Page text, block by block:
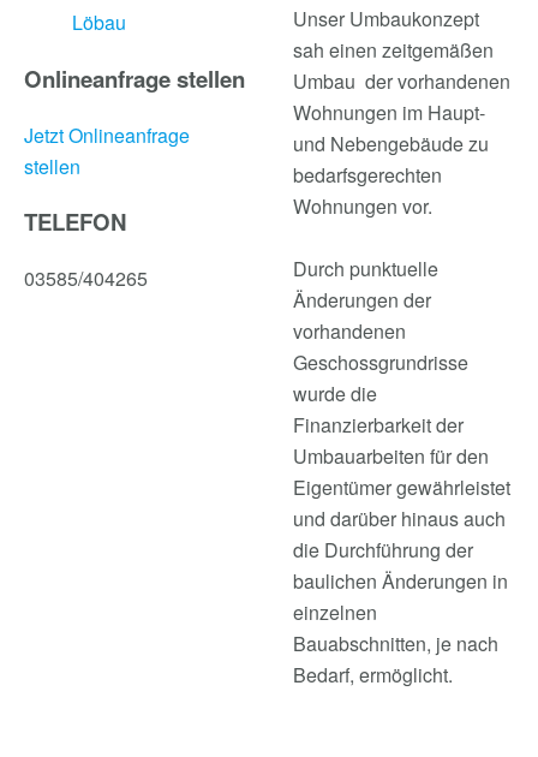
Löbau
Onlineanfrage stellen
Jetzt Onlineanfrage
stellen
TELEFON
03585/404265
Unser Umbaukonzept
sah einen zeitgemäßen
Umbau der vorhandenen
Wohnungen im Haupt-
und Nebengebäude zu
bedarfsgerechten
Wohnungen vor.
Durch punktuelle
Änderungen der
vorhandenen
Geschossgrundrisse
wurde die
Finanzierbarkeit der
Umbauarbeiten für den
Eigentümer gewährleistet
und darüber hinaus auch
die Durchführung der
baulichen Änderungen in
einzelnen
Bauabschnitten, je nach
Bedarf, ermöglicht.